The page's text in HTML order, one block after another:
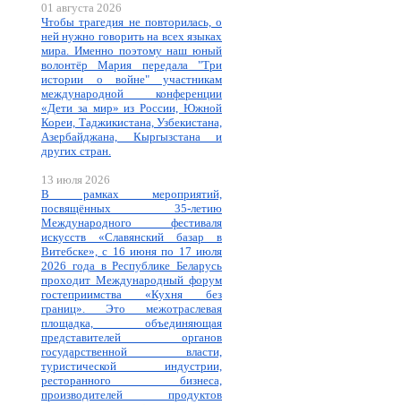
01 августа 2026
Чтобы трагедия не повторилась, о
ней нужно говорить на всех языках
мира. Именно поэтому наш юный
волонтёр Мария передала "Три
истории о войне" участникам
международной конференции
«Дети за мир» из России, Южной
Кореи, Таджикистана, Узбекистана,
Азербайджана, Кыргызстана и
других стран.
13 июля 2026
В рамках мероприятий,
посвящённых 35-летию
Международного фестиваля
искусств «Славянский базар в
Витебске», с 16 июня по 17 июля
2026 года в Республике Беларусь
проходит Международный форум
гостеприимства «Кухня без
границ». Это межотраслевая
площадка, объединяющая
представителей органов
государственной власти,
туристической индустрии,
ресторанного бизнеса,
производителей продуктов